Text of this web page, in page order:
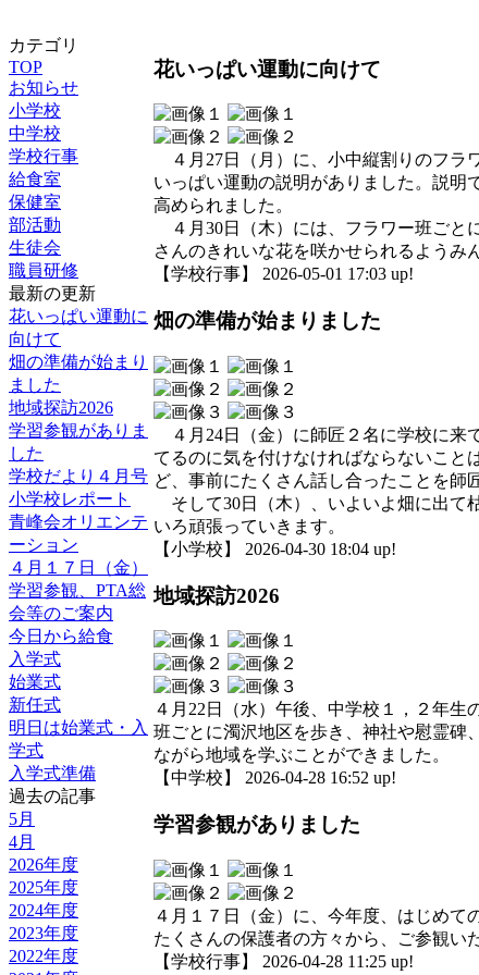
カテゴリ
TOP
お知らせ
小学校
中学校
学校行事
給食室
保健室
部活動
生徒会
職員研修
最新の更新
花いっぱい運動に
向けて
畑の準備が始まり
ました
地域探訪2026
学習参観がありま
した
学校だより４月号
小学校レポート
青峰会オリエンテ
ーション
４月１７日（金）
学習参観、PTA総
会等のご案内
今日から給食
入学式
始業式
新任式
明日は始業式・入
学式
入学式準備
過去の記事
5月
4月
2026年度
2025年度
2024年度
2023年度
2022年度
花いっぱい運動に向けて
４月27日（月）に、小中縦割りのフラ
いっぱい運動の説明がありました。説明
高められました。
４月30日（木）には、フラワー班ごと
さんのきれいな花を咲かせられるようみ
【学校行事】 2026-05-01 17:03 up!
畑の準備が始まりました
４月24日（金）に師匠２名に学校に来
てるのに気を付けなければならないこ
ど、事前にたくさん話し合ったことを師
そして30日（木）、いよいよ畑に出て
いろ頑張っていきます。
【小学校】 2026-04-30 18:04 up!
地域探訪2026
４月22日（水）午後、中学校１，２年生
班ごとに濁沢地区を歩き、神社や慰霊碑
ながら地域を学ぶことができました。
【中学校】 2026-04-28 16:52 up!
学習参観がありました
４月１７日（金）に、今年度、はじめて
たくさんの保護者の方々から、ご参観い
【学校行事】 2026-04-28 11:25 up!